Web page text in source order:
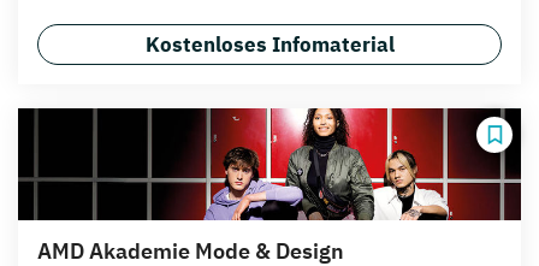
Kostenloses Infomaterial
AMD Akademie Mode & Design